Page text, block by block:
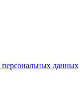
данных